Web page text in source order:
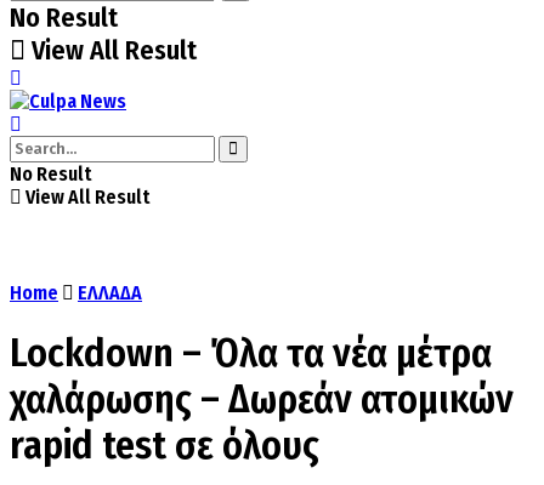
No Result
View All Result
No Result
View All Result
Home ΕΛΛΑΔΑ
Lockdown – Όλα τα νέα μέτρα
χαλάρωσης – Δωρεάν ατομικών
rapid test σε όλους